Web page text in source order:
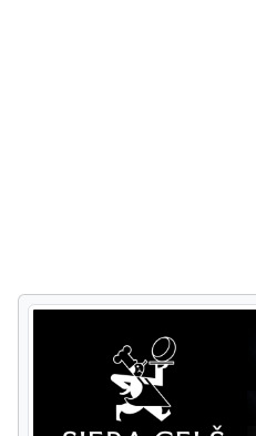
Rupjmaize tiek pasniegta
Kvass - maizes kvass
īpašā dabiskā raudzēšanas